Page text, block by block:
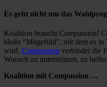
Es geht nicht um das
Koali­tion braucht Compas­sion!
bloße “Mitge­fühl”, mit dem es
wird. Compas­sion verbindet die
Wunsch zu unter­stützen, zu
Koali­tion mit Compassion …